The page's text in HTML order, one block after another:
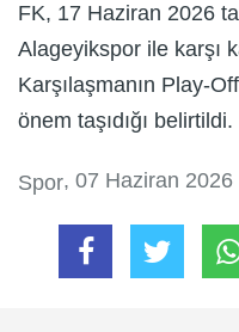
FK, 17 Haziran 2026
Alageyikspor ile karşı
Karşılaşmanın Play-
önem taşıdığı belirtildi.
Spor, 07 Haziran 2026